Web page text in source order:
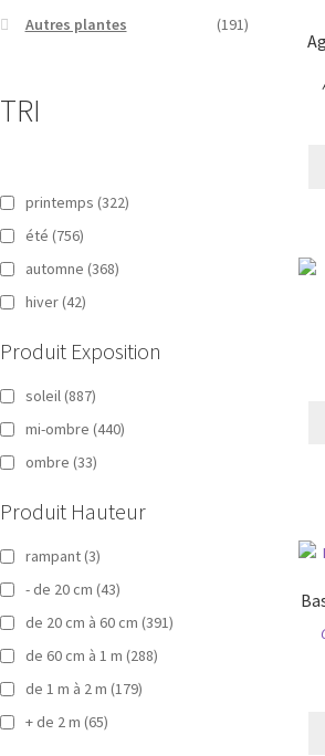
Autres plantes
(191)
TRI
printemps (322)
été (756)
automne (368)
hiver (42)
Produit Exposition
soleil (887)
mi-ombre (440)
ombre (33)
Produit Hauteur
rampant (3)
- de 20 cm (43)
de 20 cm à 60 cm (391)
de 60 cm à 1 m (288)
de 1 m à 2 m (179)
+ de 2 m (65)